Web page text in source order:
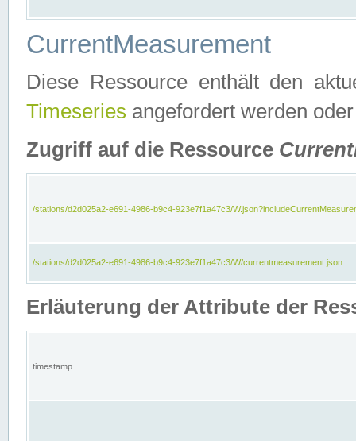
CurrentMeasurement
Diese Ressource enthält den
Timeseries angefordert werden
Zugriff auf die Ressource
/stations/d2d025a2-e691-4986-b9c4-923e7f1a47c3/
/stations/d2d025a2-e691-4986-b9c4-923e7f1a47c3/W/currentmeasurement.json
Erläuterung der Attribute der
timestamp